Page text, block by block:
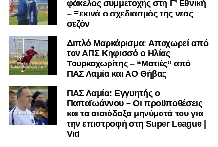
Κορίνθου να εμφανίζεται για μεγάλο χρονικό διάστημα ως
το φαβορί για την υπογραφή του. Ωστόσο, η εξέλιξη ήταν
διαφορετική, καθώς ο 23χρονος αμυντικός επέλεξε τελικά
τον Σαρωνικό Αναβύσσου, όπου θα συναντήσει ξανά τον
πρώην συμπαίκτη του στον ΠΑΣ Λαμία, Χρυσόστομο
Στάγκο.
Η ανακοίνωση για τον Βασίλη Τρούμπουλο
«Ο Α.Ο. Σαρωνικός Αναβύσσου ανακοινώνει την
απόκτηση του ποδοσφαιριστή Βασίλη Τρούμπουλου.
φάκελος συμμετοχής στη Γ’ Εθνική
– Ξεκινά ο σχεδιασμός της νέας
σεζόν
Διπλό Μαρκάρισμα: Αποχωρεί από
τον ΑΠΣ Κηφισσό ο Ηλίας
Τουρκοχωρίτης – “Ματιές” από
ΠΑΣ Λαμία και ΑΟ Θήβας
ΠΑΣ Λαμία: Εγγυητής ο
Παπαϊωάννου – Οι προϋποθέσεις
και τα αισιόδοξα μηνύματά του για
την επιστροφή στη Super League |
Vid